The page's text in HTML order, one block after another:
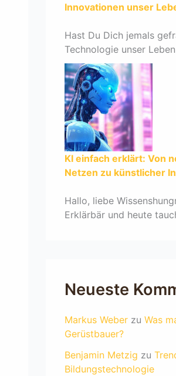
Innovationen unser
Hast Du Dich jemals
Technologie unser
KI einfach erklärt: Von
Netzen zu künstlicher
Hallo, liebe
Erklärbär und heute
Neueste
Markus Weber zu Was
Gerüstbauer?
Benjamin Metzig zu
Bildungstechnologie